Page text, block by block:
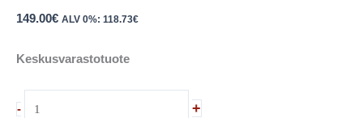
149.00€ ALV 0%: 118.73€
Keskusvarastotuote
- +